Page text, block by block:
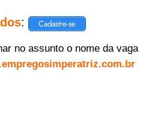
: Cadastre-se
no assunto o nome da vaga